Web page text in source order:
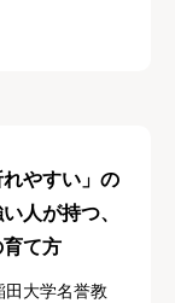
やすい」の
人が持つ、
育て方
田大学名誉教